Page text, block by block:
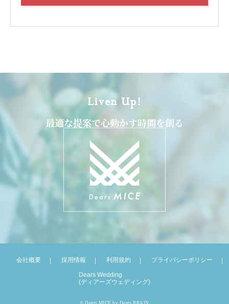
Liven Up!
最適な提案で心動かす時間を創る
会社概要 採用情報 利用規約 プライバシーポリシー
Dears Wedding
(ディアーズウェディング)